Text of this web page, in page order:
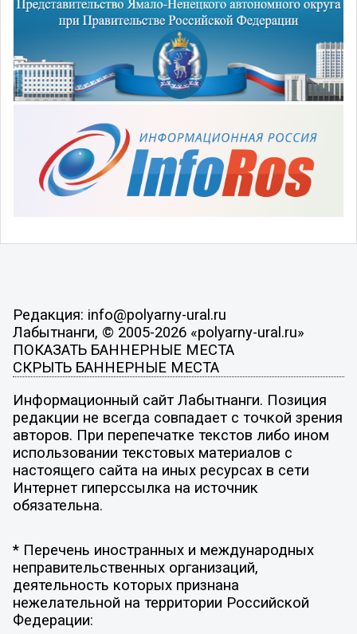
Редакция: info@polyarny-ural.ru
Лабытнанги, © 2005-2026 «polyarny-ural.ru»
ПОКАЗАТЬ БАННЕРНЫЕ МЕСТА
СКРЫТЬ БАННЕРНЫЕ МЕСТА
Информационный сайт Лабытнанги. Позиция
редакции не всегда совпадает с точкой зрения
авторов. При перепечатке текстов либо ином
использовании текстовых материалов с
настоящего сайта на иных ресурсах в сети
Интернет гиперссылка на источник
обязательна.
* Перечень иностранных и международных
неправительственных организаций,
деятельность которых признана
нежелательной на территории Российской
Федерации: